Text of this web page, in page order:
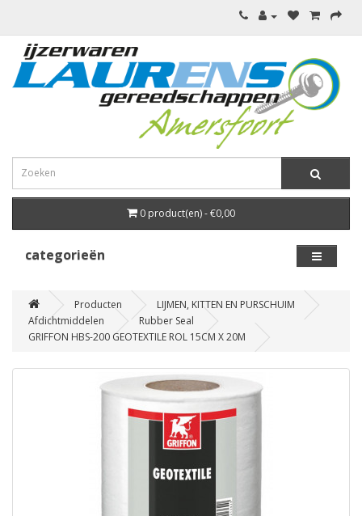
0 product(en) - €0,00
categorieën
Producten
LIJMEN, KITTEN EN PURSCHUIM
Afdichtmiddelen
Rubber Seal
GRIFFON HBS-200 GEOTEXTILE ROL 15CM X 20M